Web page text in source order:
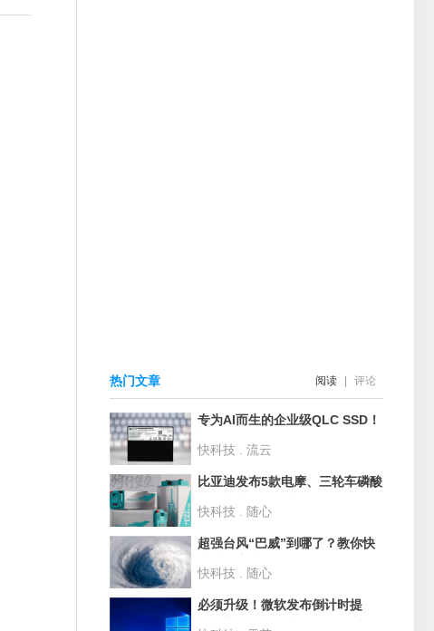
热门文章 阅读 评论
专为AI而生的企业级QLC SSD！
超过1PB的写入测试
快科技 . 流云
比亚迪发布5款电摩、三轮车磷酸
10年
快科技 . 随心
超强台风“巴威”到哪了？教你快
快科技 . 随心
必须升级！微软发布倒计时提